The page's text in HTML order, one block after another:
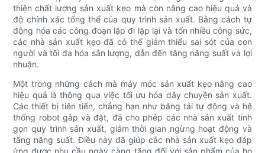
thiện chất lượng sản xuất kẹo mà còn nâng cao hiệu quả và
độ chính xác tổng thể của quy trình sản xuất. Bằng cách tự
động hóa các công đoạn lặp đi lặp lại và tốn nhiều công sức,
các nhà sản xuất kẹo đã có thể giảm thiểu sai sót của con
người và tối đa hóa sản lượng, dẫn đến tăng năng suất và lợi
nhuận.
Một trong những cách mà máy móc sản xuất kẹo nâng cao
hiệu quả là thông qua việc tối ưu hóa dây chuyền sản xuất.
Các thiết bị tiên tiến, chẳng hạn như băng tải tự động và hệ
thống robot gắp và đặt, đã cho phép các nhà sản xuất tinh
gọn quy trình sản xuất, giảm thời gian ngừng hoạt động và
tăng năng suất. Điều này đã giúp các nhà sản xuất kẹo đáp